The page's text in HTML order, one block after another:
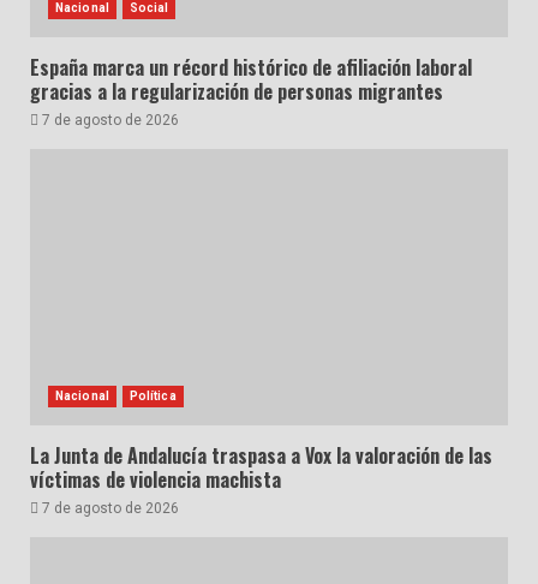
Nacional Social
España marca un récord histórico de afiliación laboral
gracias a la regularización de personas migrantes
7 de agosto de 2026
Nacional Política
La Junta de Andalucía traspasa a Vox la valoración de las
víctimas de violencia machista
7 de agosto de 2026